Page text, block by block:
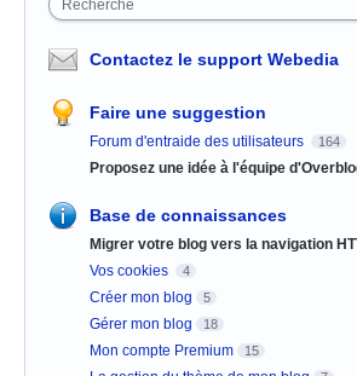
Recherche
Contactez le support Webedia
Faire une suggestion
Forum d'entraide des utilisateurs 164
Proposez une idée à l'équipe
Base de connaissances
Migrer votre blog vers la navigation
Vos cookies 4
Créer mon blog 5
Gérer mon blog 18
Mon compte Premium 15